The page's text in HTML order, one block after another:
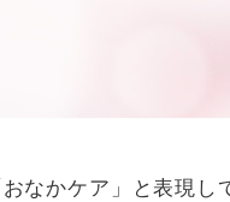
なかケア」と表現し